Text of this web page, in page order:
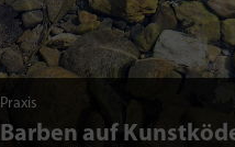
Praxis
Barben auf